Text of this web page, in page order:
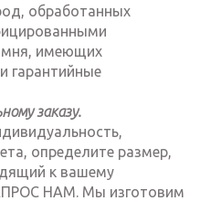
обработанных
имеющих
гарантийные
заказу.
определите размер,
к вашему
НАМ. Мы изготовим